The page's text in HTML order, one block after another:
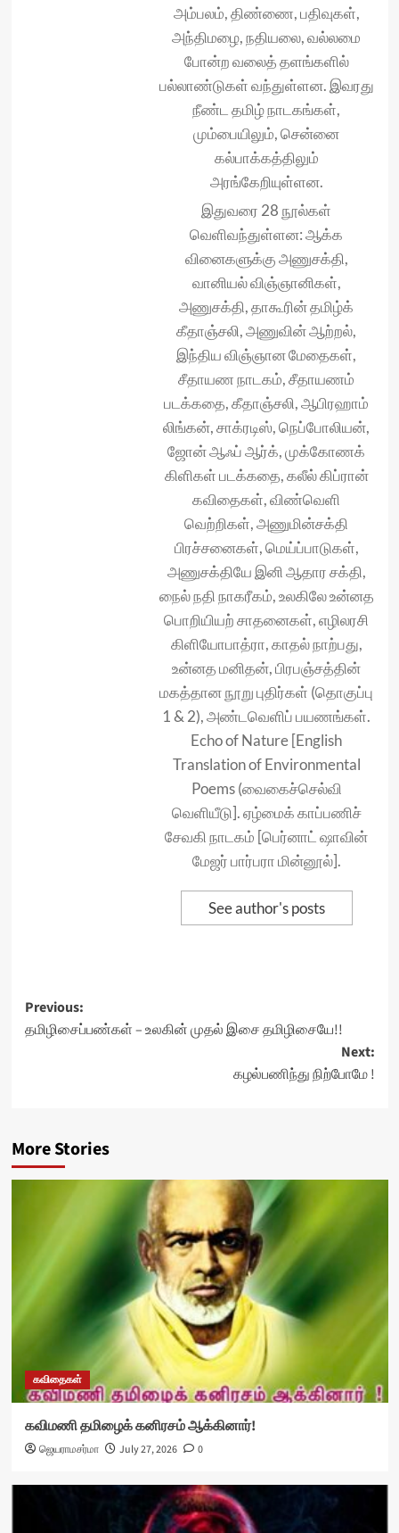
அம்பலம், திண்ணை, பதிவுகள்,
அந்திமழை, நதியலை, வல்லமை
போன்ற வலைத் தளங்களில்
பல்லாண்டுகள் வந்துள்ளன. இவரது
நீண்ட தமிழ் நாடகங்கள்,
மும்பையிலும், சென்னை
கல்பாக்கத்திலும்
அரங்கேறியுள்ளன.
இதுவரை 28 நூல்கள்
வெளிவந்துள்ளன: ஆக்க
வினைகளுக்கு அணுசக்தி,
வானியல் விஞ்ஞானிகள்,
அணுசக்தி, தாகூரின் தமிழ்க்
கீதாஞ்சலி, அணுவின் ஆற்றல்,
இந்திய விஞ்ஞான மேதைகள்,
சீதாயண நாடகம், சீதாயணம்
படக்கதை, கீதாஞ்சலி, ஆபிரஹாம்
லிங்கன், சாக்ரடிஸ், நெப்போலியன்,
ஜோன் ஆஃப் ஆர்க், முக்கோணக்
கிளிகள் படக்கதை, கலீல் கிப்ரான்
கவிதைகள், விண்வெளி
வெற்றிகள், அணுமின்சக்தி
பிரச்சனைகள், மெய்ப்பாடுகள்,
அணுசக்தியே இனி ஆதார சக்தி,
நைல் நதி நாகரீகம், உலகிலே உன்னத
பொறியியற் சாதனைகள், எழிலரசி
கிளியோபாத்ரா, காதல் நாற்பது,
உன்னத மனிதன், பிரபஞ்சத்தின்
மகத்தான நூறு புதிர்கள் (தொகுப்பு
1 & 2), அண்டவெளிப் பயணங்கள்.
Echo of Nature [English
Translation of Environmental
Poems (வைகைச்செல்வி
வெளியீடு]. ஏழ்மைக் காப்பணிச்
சேவகி நாடகம் [பெர்னாட் ஷாவின்
மேஜர் பார்பரா மின்னூல்].
See author's posts
Post
navigation
Previous:
தமிழிசைப்பண்கள் – உலகின் முதல் இசை தமிழிசையே!!
Next:
கழல்பணிந்து நிற்போமே !
More Stories
கவிதைகள்
கவிமணி தமிழைக் கனிரசம் ஆக்கினார்!
ஜெயராமசர்மா July 27, 2026 0